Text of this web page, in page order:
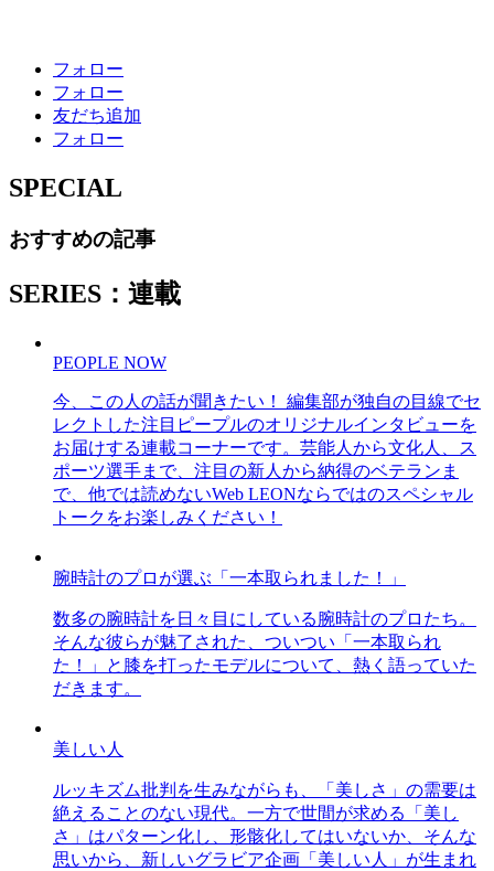
フォロー
フォロー
友だち追加
フォロー
SPECIAL
おすすめの記事
SERIES：連載
PEOPLE NOW
今、この人の話が聞きたい！ 編集部が独自の目線でセ
レクトした注目ピープルのオリジナルインタビューを
お届けする連載コーナーです。芸能人から文化人、ス
ポーツ選手まで、注目の新人から納得のベテランま
で、他では読めないWeb LEONならではのスペシャル
トークをお楽しみください！
腕時計のプロが選ぶ「一本取られました！」
数多の腕時計を日々目にしている腕時計のプロたち。
そんな彼らが魅了された、ついつい「一本取られ
た！」と膝を打ったモデルについて、熱く語っていた
だきます。
美しい人
ルッキズム批判を生みながらも、「美しさ」の需要は
絶えることのない現代。一方で世間が求める「美し
さ」はパターン化し、形骸化してはいないか、そんな
思いから、新しいグラビア企画「美しい人」が生まれ